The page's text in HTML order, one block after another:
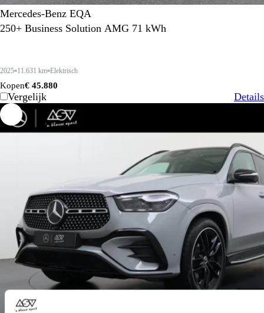
Mercedes-Benz EQA
250+ Business Solution AMG 71 kWh
2025 11.631 km Elektrisch
Kopen€ 45.880
Vergelijk Details